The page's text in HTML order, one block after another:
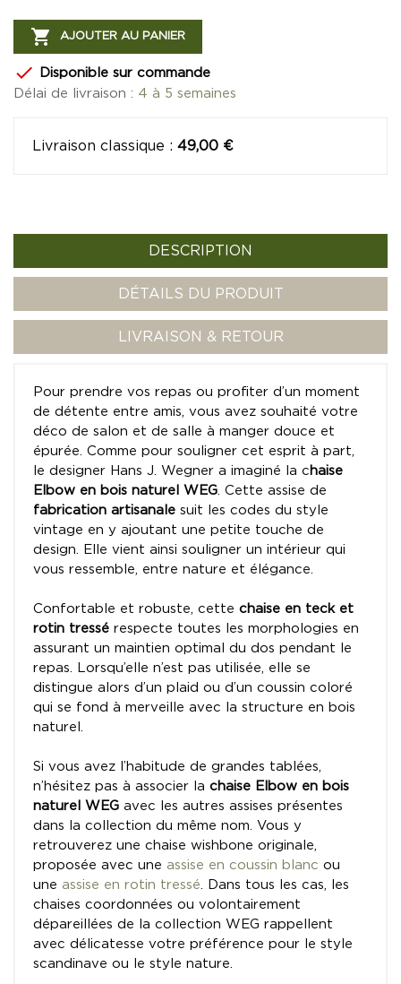
 AJOUTER AU PANIER

Disponible sur commande
Délai de livraison : 4 à 5 semaines
Livraison classique : 49,00 €
DESCRIPTION
DÉTAILS DU PRODUIT
LIVRAISON & RETOUR
Pour prendre vos repas ou profiter d’un moment
de détente entre amis, vous avez souhaité votre
déco de salon et de salle à manger douce et
épurée. Comme pour souligner cet esprit à part,
le designer Hans J. Wegner a imaginé la c haise
Elbow en bois naturel WEG. Cette assise de
fabrication artisanale suit les codes du style
vintage en y ajoutant une petite touche de
design. Elle vient ainsi souligner un intérieur qui
vous ressemble, entre nature et élégance.
Confortable et robuste, cette chaise en teck et
rotin tressé respecte toutes les morphologies en
assurant un maintien optimal du dos pendant le
repas. Lorsqu’elle n’est pas utilisée, elle se
distingue alors d’un plaid ou d’un coussin coloré
qui se fond à merveille avec la structure en bois
naturel.
Si vous avez l’habitude de grandes tablées,
n’hésitez pas à associer la chaise Elbow en bois
naturel WEG avec les autres assises présentes
dans la collection du même nom. Vous y
retrouverez une chaise wishbone originale,
proposée avec une assise en coussin blanc ou
une assise en rotin tressé. Dans tous les cas, les
chaises coordonnées ou volontairement
dépareillées de la collection WEG rappellent
avec délicatesse votre préférence pour le style
scandinave ou le style nature.